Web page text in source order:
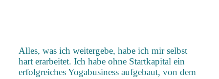
Alles, was ich weitergebe, habe ich mir selbst
hart erarbeitet. Ich habe ohne Startkapital ein
erfolgreiches Yogabusiness aufgebaut, von dem